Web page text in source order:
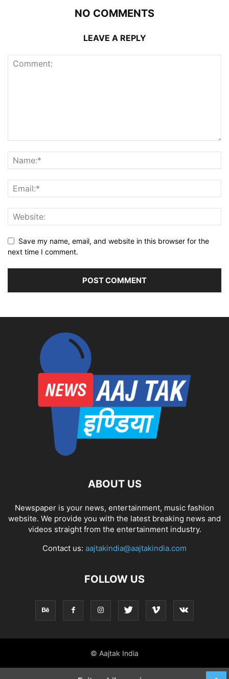
NO COMMENTS
LEAVE A REPLY
Save my name, email, and website in this browser for the
next time I comment.
ABOUT US
Newspaper is your news, entertainment, music fashion
website. We provide you with the latest breaking news and
videos straight from the entertainment industry.
Contact us: aajtakindia@aajtakindia.com
FOLLOW US
© Aajtak India